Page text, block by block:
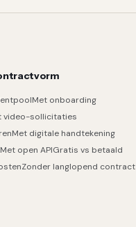
Met onboarding
video-sollicitaties
Met digitale handtekening
Met open APIGratis vs betaald
Zonder langlopend contract